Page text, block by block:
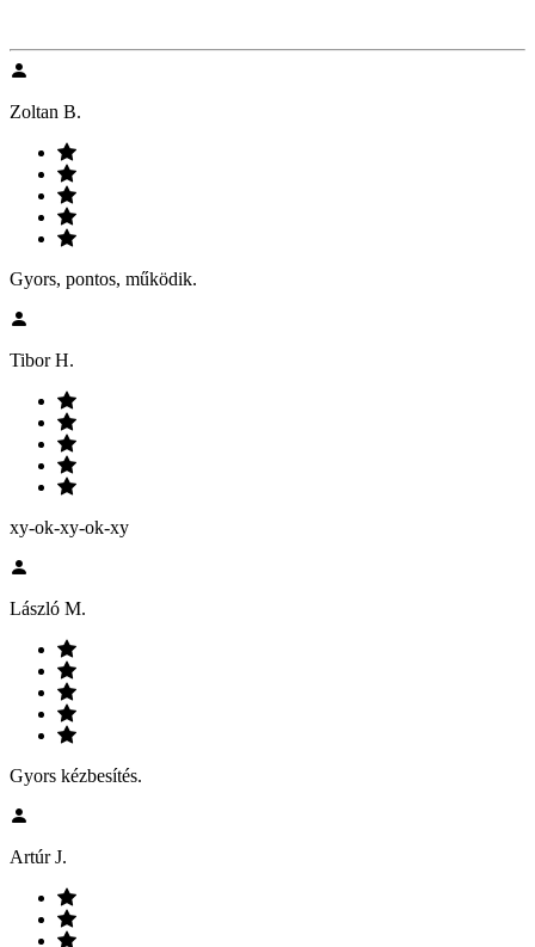
Zoltan B.
Gyors, pontos, működik.
Tibor H.
xy-ok-xy-ok-xy
László M.
Gyors kézbesítés.
Artúr J.